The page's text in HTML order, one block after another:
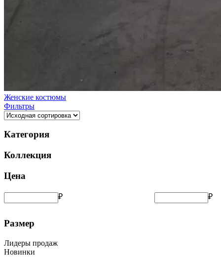
Женские костюмы
Фильтры
Категория
Коллекция
Цена
₽ ₽
Размер
Лидеры продаж
Новинки